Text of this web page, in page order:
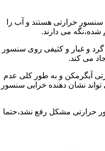
حرارتی هستند و آب را
می دارند.
و غبار و کثیفی روی سنسور
می کند.
آبگرمکن و به طور کلی عدم
نشان دهنده خرابی سنسور
حرارتی مشکل رفع نشد،حتما